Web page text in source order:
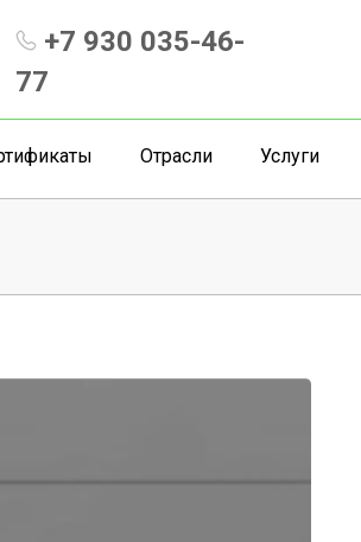
+7 930 035-46-
77
Отрасли Услуги